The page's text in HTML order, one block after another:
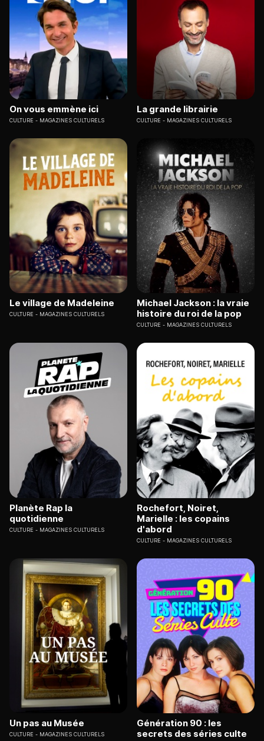
On vous emmène ici
CULTURE MAGAZINES CULTURELS
La grande librairie
CULTURE MAGAZINES CULTURELS
Le village de Madeleine
CULTURE MAGAZINES CULTURELS
Michael Jackson : la vraie
histoire du roi de la pop
CULTURE MAGAZINES CULTURELS
Planète Rap la
quotidienne
CULTURE MAGAZINES CULTURELS
Rochefort, Noiret,
Marielle : les copains
d'abord
CULTURE MAGAZINES CULTURELS
Un pas au Musée
CULTURE MAGAZINES CULTURELS
Génération 90 : les
secrets des séries culte